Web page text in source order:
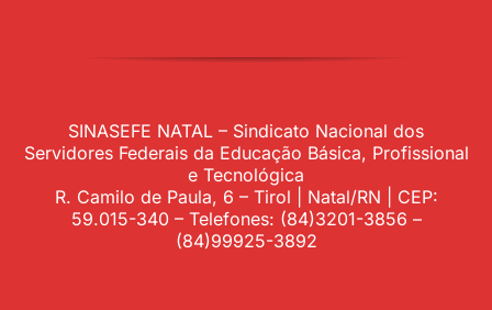
SINASEFE NATAL – Sindicato Nacional dos
Servidores Federais da Educação Básica, Profissional
e Tecnológica
R. Camilo de Paula, 6 – Tirol | Natal/RN | CEP:
59.015-340 – Telefones: (84)3201-3856 –
(84)99925-3892